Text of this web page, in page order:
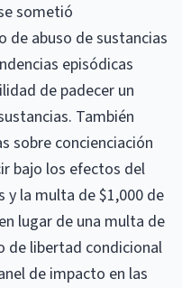
sometió
de abuso de sustancias
episódicas
de padecer un
También
sobre concienciación
bajo los efectos del
y la multa de $1,000 de
lugar de una multa de
de libertad condicional
de impacto en las